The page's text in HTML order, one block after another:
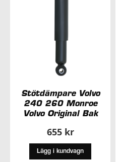
Stötdämpare Volvo
240 260 Monroe
Volvo Original Bak
655 kr
Lägg i kundvagn